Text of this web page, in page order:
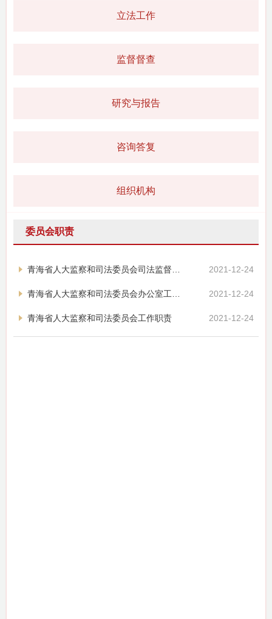
立法工作
监督督查
研究与报告
咨询答复
组织机构
委员会职责
2021-12-24
2021-12-24
青海省人大监察和司法委员会工作职责 2021-12-24